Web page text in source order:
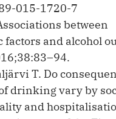
015-1720-7
between
factors and alcohol
T. Do
drinking vary by
and